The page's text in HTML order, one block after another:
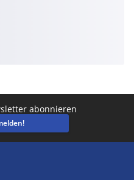
abonnieren